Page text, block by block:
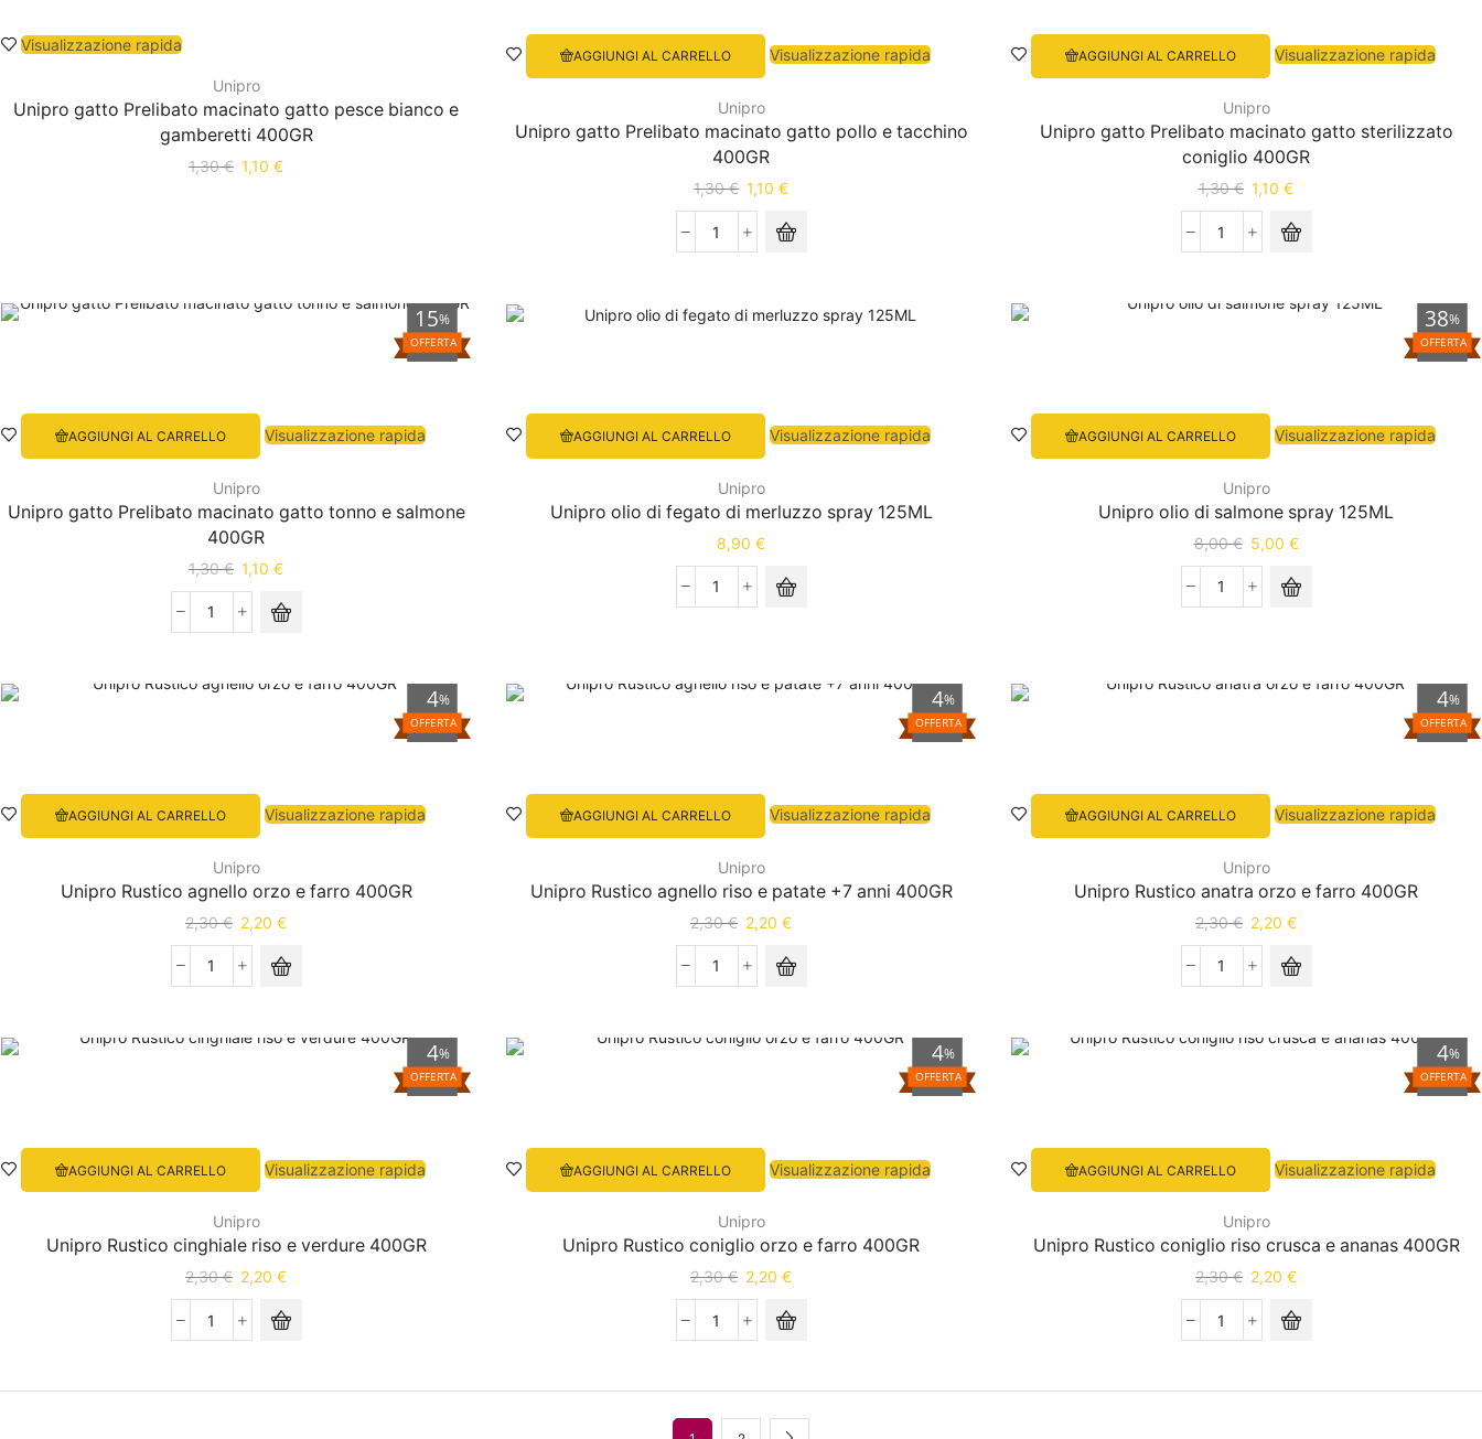
Visualizzazione rapida
Unipro
Unipro gatto Prelibato macinato gatto pesce bianco e
gamberetti 400GR
1,30€ 1,10 €
AGGIUNGI AL CARRELLO Visualizzazione rapida
Unipro
Unipro gatto Prelibato macinato gatto pollo e tacchino
400GR
1,30€ 1,10 €
AGGIUNGI AL CARRELLO Visualizzazione rapida
Unipro
Unipro gatto Prelibato macinato gatto sterilizzato
coniglio 400GR
1,30€ 1,10 €
OFFERTA
%
15
AGGIUNGI AL CARRELLO Visualizzazione rapida
Unipro
Unipro gatto Prelibato macinato gatto tonno e salmone
400GR
1,30€ 1,10 €
AGGIUNGI AL CARRELLO Visualizzazione rapida
Unipro
Unipro olio di fegato di merluzzo spray 125ML
8,90 €
OFFERTA
%
38
AGGIUNGI AL CARRELLO Visualizzazione rapida
Unipro
Unipro olio di salmone spray 125ML
8,00€ 5,00 €
OFFERTA
%
4
AGGIUNGI AL CARRELLO Visualizzazione rapida
Unipro
Unipro Rustico agnello orzo e farro 400GR
2,30€ 2,20 €
OFFERTA
%
4
AGGIUNGI AL CARRELLO Visualizzazione rapida
Unipro
Unipro Rustico agnello riso e patate +7 anni 400GR
2,30€ 2,20 €
OFFERTA
%
4
AGGIUNGI AL CARRELLO Visualizzazione rapida
Unipro
Unipro Rustico anatra orzo e farro 400GR
2,30€ 2,20 €
OFFERTA
%
4
AGGIUNGI AL CARRELLO Visualizzazione rapida
Unipro
Unipro Rustico cinghiale riso e verdure 400GR
2,30€ 2,20 €
OFFERTA
%
4
AGGIUNGI AL CARRELLO Visualizzazione rapida
Unipro
Unipro Rustico coniglio orzo e farro 400GR
2,30€ 2,20 €
OFFERTA
%
4
AGGIUNGI AL CARRELLO Visualizzazione rapida
Unipro
Unipro Rustico coniglio riso crusca e ananas 400GR
2,30€ 2,20 €